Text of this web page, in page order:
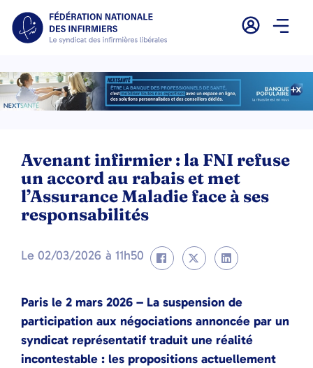
Avenant infirmier : la FNI refuse
un accord au rabais et met
l’Assurance Maladie face à ses
responsabilités
Le 02/03/2026 à 11h50
Paris le 2 mars 2026 – La suspension de
participation aux négociations annoncée par un
syndicat représentatif traduit une réalité
incontestable : les propositions actuellement